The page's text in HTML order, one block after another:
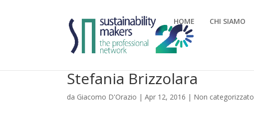
HOME CHI SIAMO
Stefania Brizzolara
da Giacomo D'Orazio |Apr 12, 2016 | Non categorizzato